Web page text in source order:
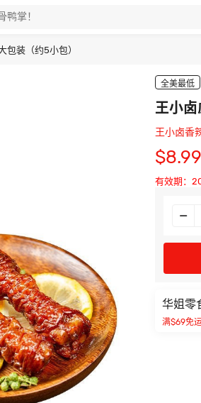
包装（约5小包）
全美最低
王小
王小卤香
$8.99
有效期：
华姐零
满$69免